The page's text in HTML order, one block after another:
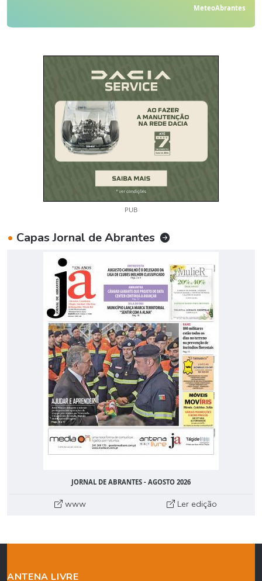
MeteoAbrantes
PUB
• Capas Jornal de Abrantes
JORNAL DE ABRANTES - AGOSTO 2026
www Ler edição
ANTENA LIVRE